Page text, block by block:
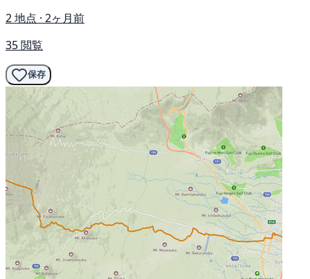
2 地点 · 2ヶ月前
35 閲覧
保存